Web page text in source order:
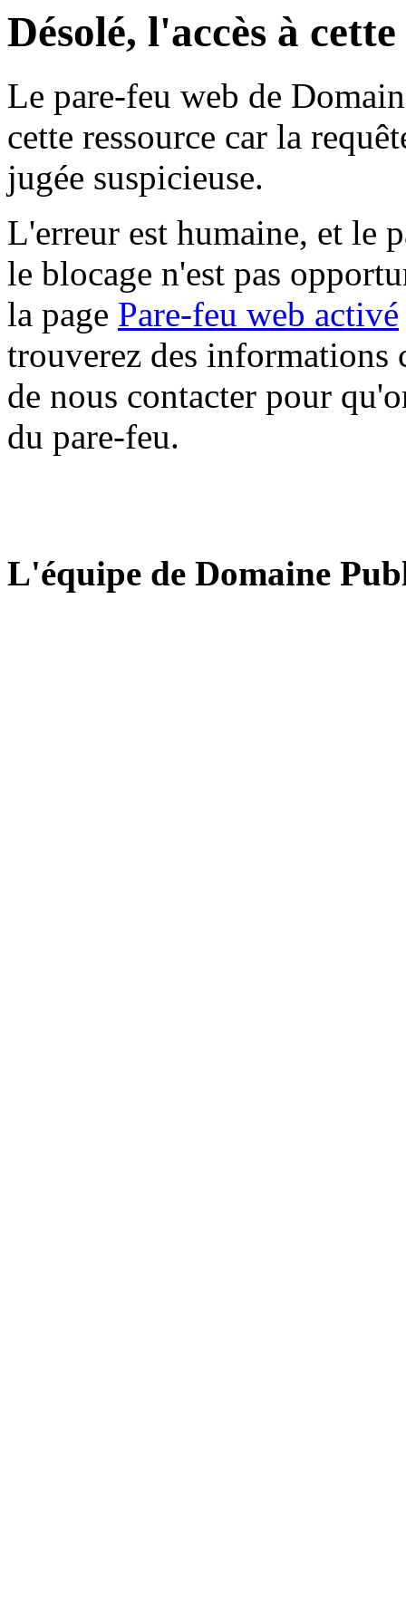
Désolé, l'accès à
Le pare-feu web de
cette ressource car la
jugée suspicieuse.
L'erreur est humaine, et le
le blocage n'est pas
la page Pare-feu web activé
trouverez des informations
de nous contacter pour
du pare-feu.
L'équipe de Domaine